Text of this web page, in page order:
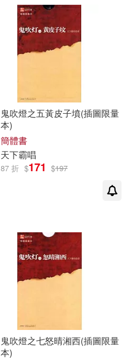
鬼吹燈之五黃皮子墳(插圖限量
本)
簡體書
天下霸唱
87 折 $171 $197
鬼吹燈之七怒晴湘西(插圖限量
本)